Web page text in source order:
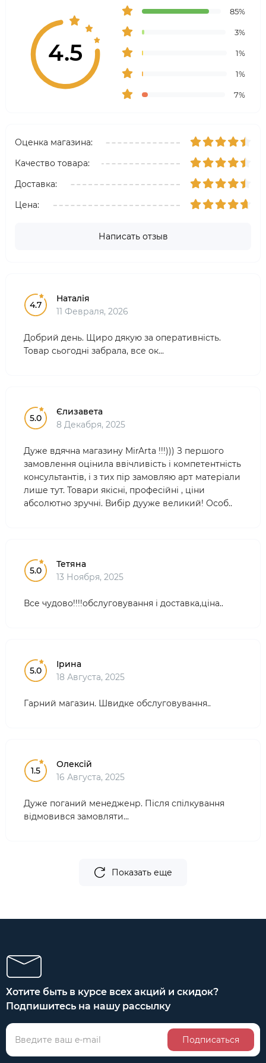
4.5
85%
3%
1%
1%
7%
Оценка магазина:
Качество товара:
Доставка:
Цена:
Написать отзыв
4.7
Наталія
11 Февраля, 2026
Добрий день. Щиро дякую за оперативність.
Товар сьогодні забрала, все ок...
5.0
Єлизавета
8 Декабря, 2025
Дуже вдячна магазину MirArta !!!))) З першого
замовлення оцінила ввічливість і компетентність
консультантів, і з тих пір замовляю арт матеріали
лише тут. Товари якісні, професійні , ціни
абсолютно зручні. Вибір дууже великий! Особ..
5.0
Тетяна
13 Ноября, 2025
Все чудово!!!!обслуговування і доставка,ціна..
5.0
Ірина
18 Августа, 2025
Гарний магазин. Швидке обслуговування..
1.5
Олексій
16 Августа, 2025
Дуже поганий менедженр. Після спілкування
відмовився замовляти...
Показать еще
Хотите быть в курсе всех акций и скидок?
Подпишитесь на нашу рассылку
Подписаться